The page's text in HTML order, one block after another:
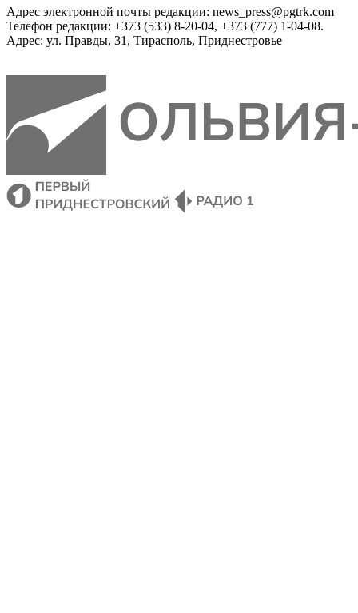
Адрес электронной почты редакции: news_press@pgtrk.com
Телефон редакции: +373 (533) 8-20-04, +373 (777) 1-04-08.
Адрес: ул. Правды, 31, Тирасполь, Приднестровье